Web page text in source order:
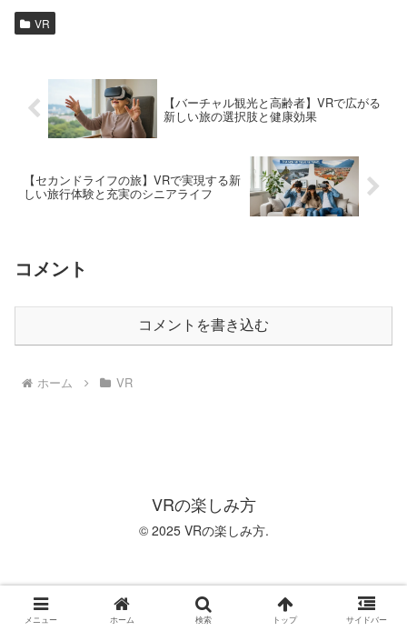
VR
【バーチャル観光と高齢者】VRで広がる
新しい旅の選択肢と健康効果
【セカンドライフの旅】VRで実現する新
しい旅行体験と充実のシニアライフ
コメント
コメントを書き込む
ホーム VR
VRの楽しみ方
© 2025 VRの楽しみ方.
メニュー ホーム 検索 トップ サイドバー